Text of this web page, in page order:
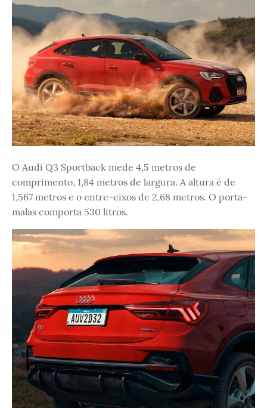
O Audi Q3 Sportback mede 4,5 metros de
comprimento, 1,84 metros de largura. A altura é de
1,567 metros e o entre-eixos de 2,68 metros. O porta-
malas comporta 530 litros.